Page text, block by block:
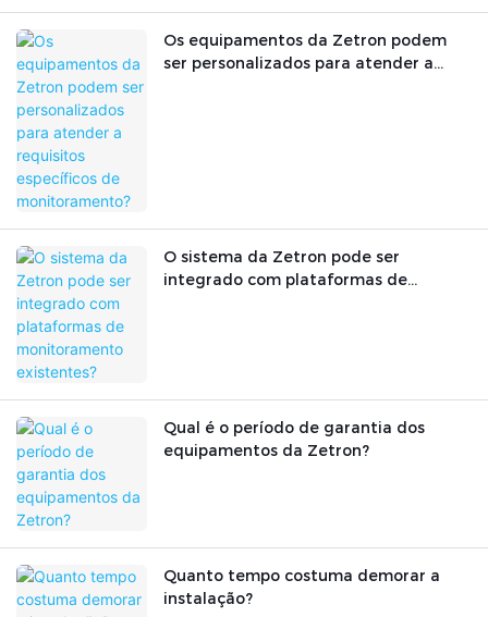
Os equipamentos da Zetron podem
ser personalizados para atender a
O sistema da Zetron pode ser
integrado com plataformas de
Qual é o período de garantia dos
equipamentos da Zetron?
Quanto tempo costuma demorar a
instalação?